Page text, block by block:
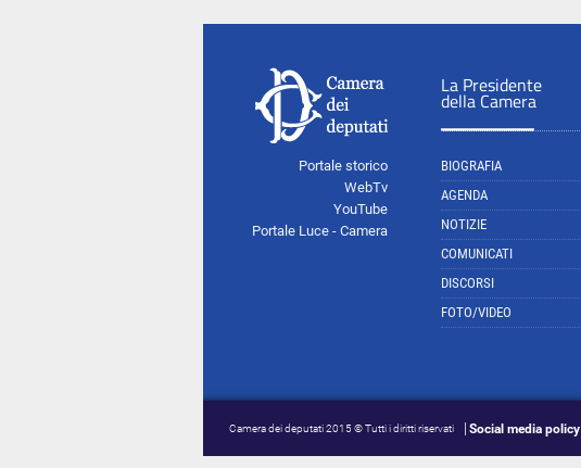
Portale storico
WebTv
YouTube
Portale Luce - Camera
La Presidente
della Camera
BIOGRAFIA
AGENDA
NOTIZIE
COMUNICATI
DISCORSI
FOTO/VIDEO
Camera dei deputati 2015 © Tutti i diritti riservati Social media policy